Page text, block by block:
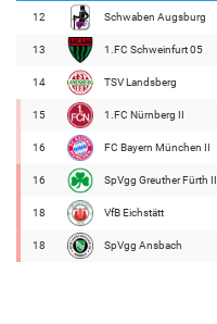
12 Schwaben Augsburg
13 1.FC Schweinfurt 05
14 TSV Landsberg
15 1.FC Nürnberg II
16 FC Bayern München II
16 SpVgg Greuther Fürth II
18 VfB Eichstätt
18 SpVgg Ansbach